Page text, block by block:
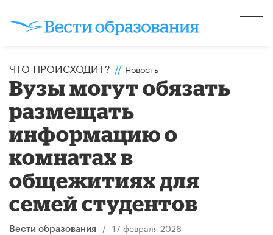
ЧТО ПРОИСХОДИТ? // Новость
Вузы могут обязать
размещать
информацию о
комнатах в
общежитиях для
семей студентов
Вести образования / 17 февраля 2026